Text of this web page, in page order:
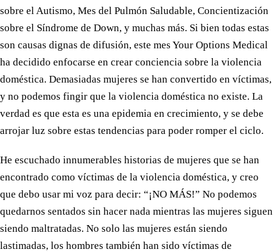
sobre el Autismo, Mes del Pulmón Saludable, Concientización
sobre el Síndrome de Down, y muchas más. Si bien todas estas
son causas dignas de difusión, este mes Your Options Medical
ha decidido enfocarse en crear conciencia sobre la violencia
doméstica. Demasiadas mujeres se han convertido en víctimas,
y no podemos fingir que la violencia doméstica no existe. La
verdad es que esta es una epidemia en crecimiento, y se debe
arrojar luz sobre estas tendencias para poder romper el ciclo.
He escuchado innumerables historias de mujeres que se han
encontrado como víctimas de la violencia doméstica, y creo
que debo usar mi voz para decir: “¡NO MÁS!” No podemos
quedarnos sentados sin hacer nada mientras las mujeres siguen
siendo maltratadas. No solo las mujeres están siendo
lastimadas, los hombres también han sido víctimas de